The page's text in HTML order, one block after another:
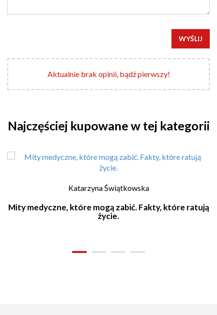
WYŚLIJ
Aktualnie brak opinii, bądź pierwszy!
Najczęściej kupowane w tej kategorii
Katarzyna Świątkowska
Mity medyczne, które mogą zabić. Fakty, które ratują
życie.